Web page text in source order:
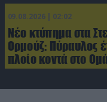
09.08.2026 | 02:02
Νέο κτύπημα στα
Ορμούζ: Πύραυλος
πλοίο κοντά στο